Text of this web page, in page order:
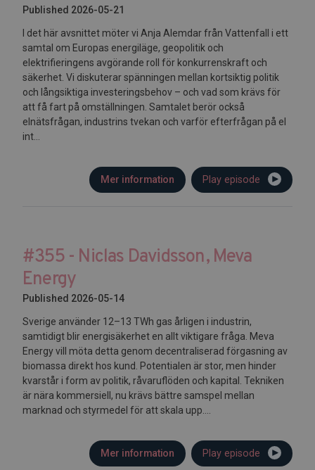
Published 2026-05-21
I det här avsnittet möter vi Anja Alemdar från Vattenfall i ett
samtal om Europas energiläge, geopolitik och
elektrifieringens avgörande roll för konkurrenskraft och
säkerhet. Vi diskuterar spänningen mellan kortsiktig politik
och långsiktiga investeringsbehov – och vad som krävs för
att få fart på omställningen. Samtalet berör också
elnätsfrågan, industrins tvekan och varför efterfrågan på el
int...
Play episode
Mer information
#355 - Niclas Davidsson, Meva
Energy
Published 2026-05-14
Sverige använder 12–13 TWh gas årligen i industrin,
samtidigt blir energisäkerhet en allt viktigare fråga. Meva
Energy vill möta detta genom decentraliserad förgasning av
biomassa direkt hos kund. Potentialen är stor, men hinder
kvarstår i form av politik, råvaruflöden och kapital. Tekniken
är nära kommersiell, nu krävs bättre samspel mellan
marknad och styrmedel för att skala upp....
Play episode
Mer information